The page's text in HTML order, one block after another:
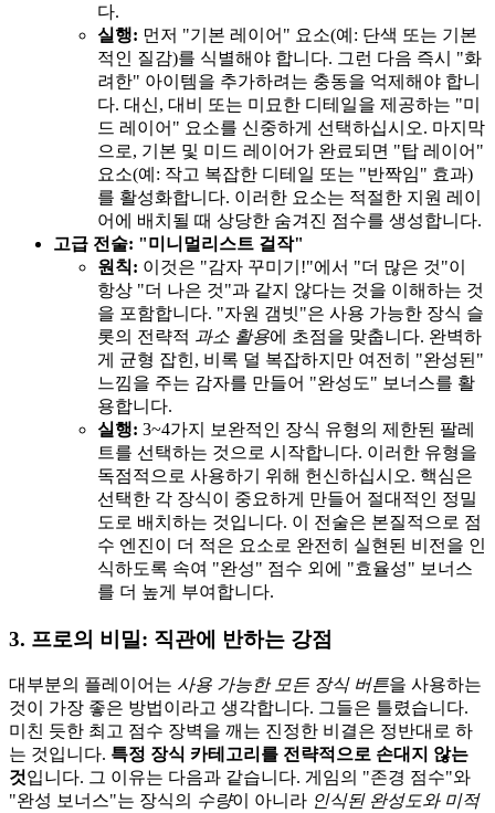
다.
실행: 먼저 "기본 레이어" 요소(예: 단색 또는 기본
적인 질감)를 식별해야 합니다. 그런 다음 즉시 "화
려한" 아이템을 추가하려는 충동을 억제해야 합니
다. 대신, 대비 또는 미묘한 디테일을 제공하는 "미
드 레이어" 요소를 신중하게 선택하십시오. 마지막
으로, 기본 및 미드 레이어가 완료되면 "탑 레이어"
요소(예: 작고 복잡한 디테일 또는 "반짝임" 효과)
를 활성화합니다. 이러한 요소는 적절한 지원 레이
어에 배치될 때 상당한 숨겨진 점수를 생성합니다.
고급 전술: "미니멀리스트 걸작"
원칙: 이것은 "감자 꾸미기!"에서 "더 많은 것"이
항상 "더 나은 것"과 같지 않다는 것을 이해하는 것
을 포함합니다. "자원 갬빗"은 사용 가능한 장식 슬
롯의 전략적 과소 활용에 초점을 맞춥니다. 완벽하
게 균형 잡힌, 비록 덜 복잡하지만 여전히 "완성된"
느낌을 주는 감자를 만들어 "완성도" 보너스를 활
용합니다.
실행: 3~4가지 보완적인 장식 유형의 제한된 팔레
트를 선택하는 것으로 시작합니다. 이러한 유형을
독점적으로 사용하기 위해 헌신하십시오. 핵심은
선택한 각 장식이 중요하게 만들어 절대적인 정밀
도로 배치하는 것입니다. 이 전술은 본질적으로 점
수 엔진이 더 적은 요소로 완전히 실현된 비전을 인
식하도록 속여 "완성" 점수 외에 "효율성" 보너스
를 더 높게 부여합니다.
3. 프로의 비밀: 직관에 반하는 강점
대부분의 플레이어는 사용 가능한 모든 장식 버튼을 사용하는
것이 가장 좋은 방법이라고 생각합니다. 그들은 틀렸습니다.
미친 듯한 최고 점수 장벽을 깨는 진정한 비결은 정반대로 하
는 것입니다. 특정 장식 카테고리를 전략적으로 손대지 않는
것입니다. 그 이유는 다음과 같습니다. 게임의 "존경 점수"와
"완성 보너스"는 장식의 수량이 아니라 인식된 완성도와 미적